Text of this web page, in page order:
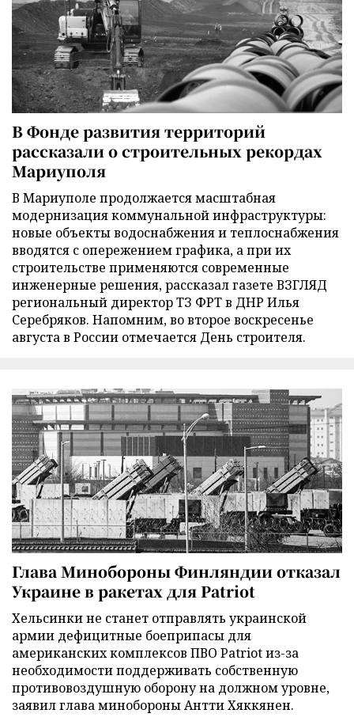
В Фонде развития территорий
рассказали о строительных рекордах
Мариуполя
В Мариуполе продолжается масштабная
модернизация коммунальной инфраструктуры:
новые объекты водоснабжения и теплоснабжения
вводятся с опережением графика, а при их
строительстве применяются современные
инженерные решения, рассказал газете ВЗГЛЯД
региональный директор ТЗ ФРТ в ДНР Илья
Серебряков. Напомним, во второе воскресенье
августа в России отмечается День строителя.
Глава Минобороны Финляндии отказал
Украине в ракетах для Patriot
Хельсинки не станет отправлять украинской
армии дефицитные боеприпасы для
американских комплексов ПВО Patriot из-за
необходимости поддерживать собственную
противовоздушную оборону на должном уровне,
заявил глава минобороны Антти Хяккянен.